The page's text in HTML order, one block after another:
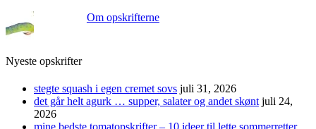
Om opskrifterne
Nyeste opskrifter
stegte squash i egen cremet sovs juli 31, 2026
det går helt agurk … supper, salater og andet skønt juli 24,
2026
mine bedste tomatopskrifter – 10 ideer til lette sommerretter